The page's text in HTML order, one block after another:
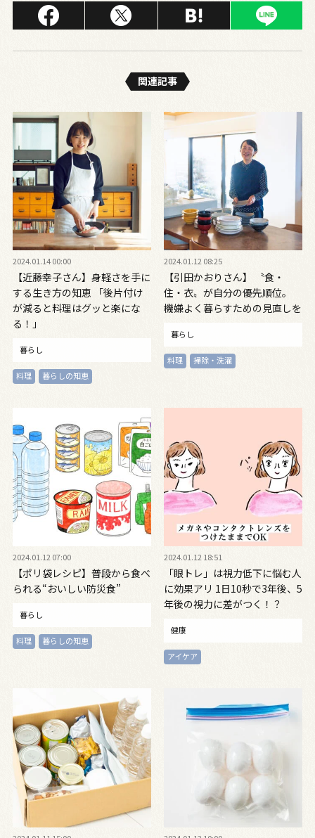
関連記事
2024.01.14 00:00
【近藤幸子さん】身軽さを手に
する生き方の知恵 「後片付け
が減ると料理はグッと楽にな
る！」
暮らし
料理 暮らしの知恵
2024.01.12 08:25
【引田かおりさん】 〝食・
住・衣〟が自分の優先順位。
機嫌よく暮らすための見直しを
暮らし
料理 掃除・洗濯
2024.01.12 07:00
【ポリ袋レシピ】普段から食べ
られる“おいしい防災食”
暮らし
料理 暮らしの知恵
2024.01.12 18:51
「眼トレ」は視力低下に悩む人
に効果アリ 1日10秒で3年後、5
年後の視力に差がつく！？
健康
アイケア